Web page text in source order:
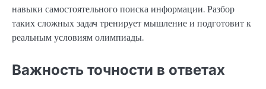
навыки самостоятельного поиска информации. Разбор
таких сложных задач тренирует мышление и подготовит к
реальным условиям олимпиады.
Важность точности в ответах